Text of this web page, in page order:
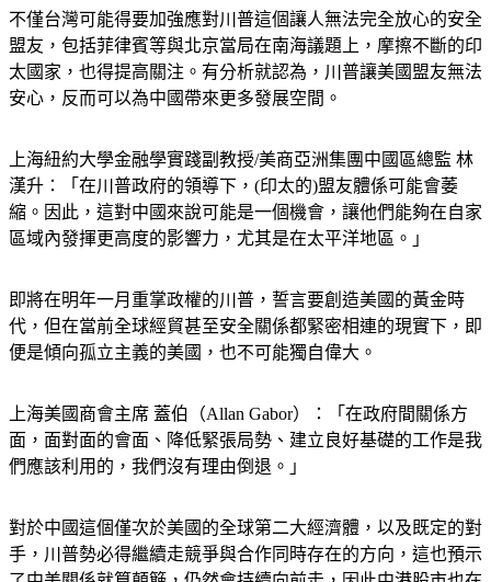
盟友，包括菲律賓等與北京當局在南海議題上，摩擦不斷的印
太國家，也得提高關注。有分析就認為，川普讓美國盟友無法
安心，反而可以為中國帶來更多發展空間。
漢升：「在川普政府的領導下，(印太的)盟友體係可能會萎
縮。因此，這對中國來說可能是一個機會，讓他們能夠在自家
區域內發揮更高度的影響力，尤其是在太平洋地區。」
代，但在當前全球經貿甚至安全關係都緊密相連的現實下，即
便是傾向孤立主義的美國，也不可能獨自偉大。
面，面對面的會面、降低緊張局勢、建立良好基礎的工作是我
們應該利用的，我們沒有理由倒退。」
手，川普勢必得繼續走競爭與合作同時存在的方向，這也預示
了中美關係就算顛簸，仍然會持續向前走，因此中港股市也在